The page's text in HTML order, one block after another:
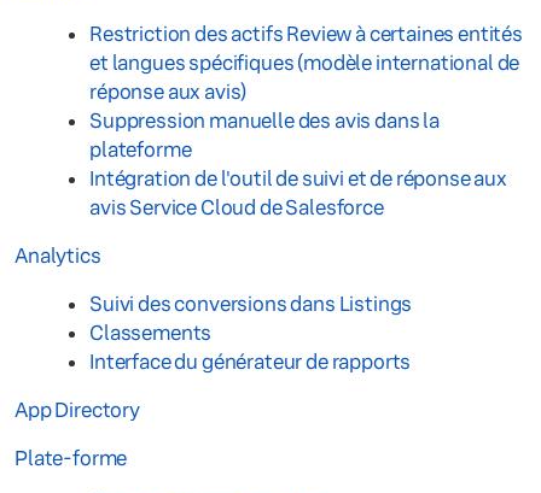
Restriction des actifs Review à certaines entités
et langues spécifiques (modèle international de
réponse aux avis)
Suppression manuelle des avis dans la
plateforme
Intégration de l'outil de suivi et de réponse aux
avis Service Cloud de Salesforce
Analytics
Suivi des conversions dans Listings
Classements
Interface du générateur de rapports
App Directory
Plate-forme